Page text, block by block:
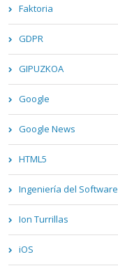
Faktoria
GDPR
GIPUZKOA
Google
Google News
HTML5
Ingeniería del Software
Ion Turrillas
iOS